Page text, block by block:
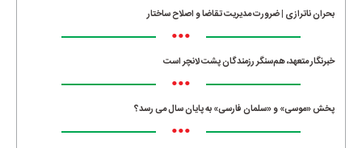
بحران ناترازی | ضرورت مدیریت تقاضا و اصلاح ساختار
•••
خبرنگار متعهد، هم‌سنگر رزمندگان پشت لانچر است
•••
پخش «موسی» و «سلمان فارسی» به پایان سال می رسد؟
•••